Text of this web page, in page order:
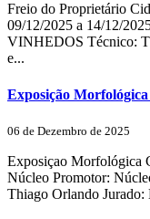
Freio do Proprietário
09/12/2025 a 14/12/
VINHEDOS Técnico:
e...
Exposição
06 de Dezembro de 2025
Exposiçao Morfológica
Núcleo Promotor:
Thiago Orlando Jurado: